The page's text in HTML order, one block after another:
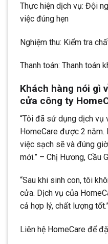
Thực hiện dịch vụ: Đội
việc đúng hẹn
Nghiệm thu: Kiểm tra
Thanh toán: Thanh toán
Khách hàng nói gì
cửa công ty
“Tôi đã sử dụng dịch vụ
HomeCare được 2 năm.
việc sạch sẽ và đúng
mới.” – Chị Hương, Cầu
“Sau khi sinh con, tôi
cửa. Dịch vụ của
cả hợp lý, chất lượng
Liên hệ HomeCare để